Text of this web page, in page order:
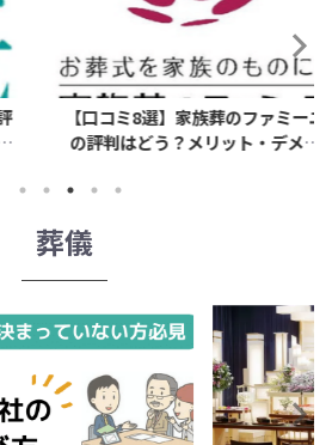
選】家族葬のファミーユ
どう？メリット・デメリ
ベルコの
注意
葬儀